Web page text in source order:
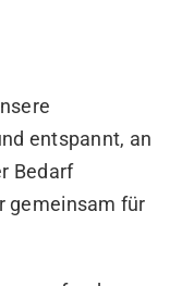
entspannt, an
Bedarf
gemeinsam für